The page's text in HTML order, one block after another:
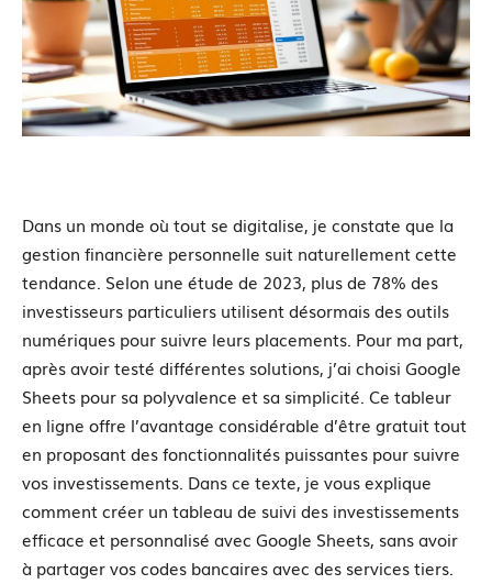
Dans un monde où tout se digitalise, je constate que la
gestion financière personnelle suit naturellement cette
tendance. Selon une étude de 2023, plus de 78% des
investisseurs particuliers utilisent désormais des outils
numériques pour suivre leurs placements. Pour ma part,
après avoir testé différentes solutions, j’ai choisi Google
Sheets pour sa polyvalence et sa simplicité. Ce tableur
en ligne offre l’avantage considérable d’être gratuit tout
en proposant des fonctionnalités puissantes pour suivre
vos investissements. Dans ce texte, je vous explique
comment créer un tableau de suivi des investissements
efficace et personnalisé avec Google Sheets, sans avoir
à partager vos codes bancaires avec des services tiers.